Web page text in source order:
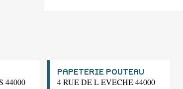
44000
PAPETERIE POUTEAU
4 RUE DE L EVECHE 44000